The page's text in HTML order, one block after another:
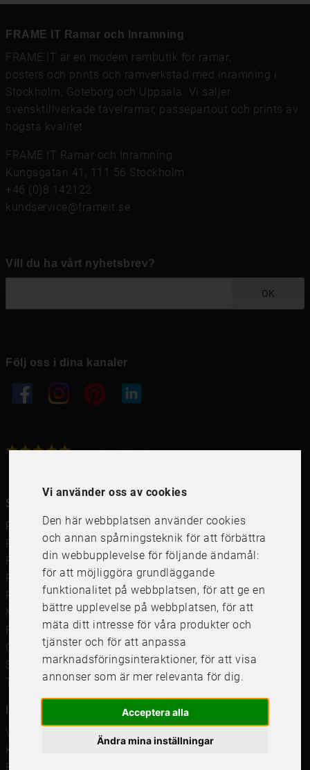
Vi använder oss av cookies
Den här webbplatsen använder cookies
och annan spårningsteknik för att förbättra
din webbupplevelse för följande ändamål:
för att möjliggöra grundläggande
funktionalitet på webbplatsen, för att ge en
bättre upplevelse på webbplatsen,för att
mäta ditt intresse för våra produkter och
tjänster och för att anpassa
marknadsföringsinteraktioner,för att visa
annonser som är mer relevanta för dig.
Acceptera alla
Ändra mina inställningar
FRAME IT Ramar och Inramning
FRAME IT är en modern rambutik för ramar,
posters och prints och ramverkstad med inramning i
Stockholm, Göteborg och Uppsala. Vi säljer
svensktillverkade tavelramar, passepartout och prints av
högsta kvalitet.
FRAME IT Ramar och Inramning
Kungsgatan 41, 111 56 Stockholm
+46 (0)8 142122
kundservice@frameit.se
Vill du ha vårt nyhetsbrev?
OK
Följ oss i dina kanaler
4.64.6 / 5 1000+Recensioner
Snabblänkar
Ramar
Ramar till Samsung The Frame
Ramverkstad & inramning
Passepartout
Posters
Måttbeställd passepartout
Framkalla bilder
Canvastavla
Studentskylt och studentplakat
Tavelkrok
Våra butiker
Kundservice